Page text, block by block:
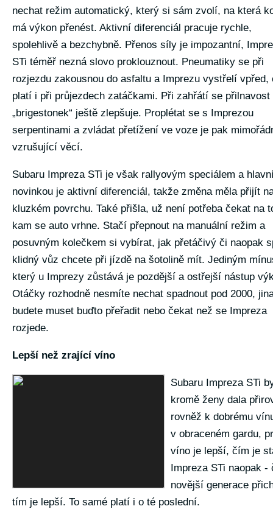
nechat režim automatický, který si sám zvolí, na která
má výkon přenést. Aktivní diferenciál pracuje rychle,
spolehlivě a bezchybně. Přenos síly je impozantní,
STi téměř nezná slovo proklouznout. Pneumatiky se při
rozjezdu zakousnou do asfaltu a Imprezu vystřelí vpřed,
platí i při průjezdech zatáčkami. Při zahřátí se přilnavost
„brigestonek“ ještě zlepšuje. Proplétat se s Imprezou
serpentinami a zvládat přetížení ve voze je pak
vzrušující věcí.
Subaru Impreza STi je však rallyovým speciálem a
novinkou je aktivní diferenciál, takže změna měla přijít
kluzkém povrchu. Také přišla, už není potřeba čekat na
kam se auto vrhne. Stačí přepnout na manuální režim a
posuvným kolečkem si vybírat, jak přetáčivý či naopak
klidný vůz chcete při jízdě na šotolině mít. Jediným
který u Imprezy zůstává je pozdější a ostřejší nástup
Otáčky rozhodně nesmíte nechat spadnout pod 2000,
budete muset buďto přeřadit nebo čekat než se Impreza
rozjede.
Lepší než zrající víno
Subaru Impreza STi
kromě ženy dala
rovněž k dobrému
v obraceném gardu,
víno je lepší, čím je
Impreza STi naopak -
novější generace
tím je lepší. To samé platí i o té poslední.